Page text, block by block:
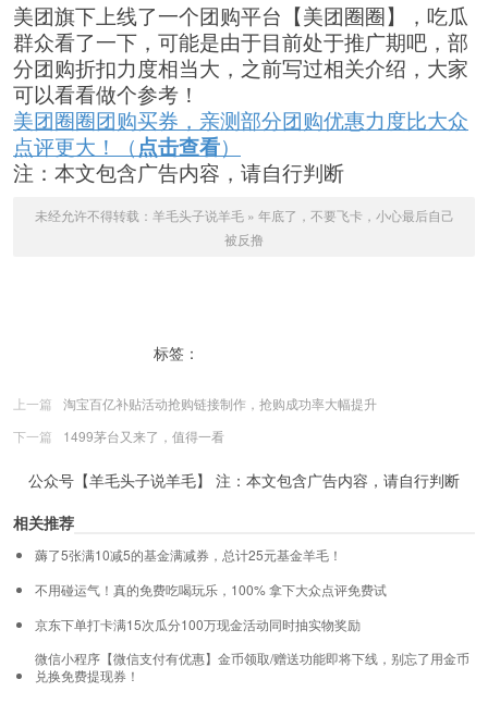
美团旗下上线了一个团购平台【美团圈圈】，吃瓜
群众看了一下，可能是由于目前处于推广期吧，部
分团购折扣力度相当大，之前写过相关介绍，大家
可以看看做个参考！
美团圈圈团购买券，亲测部分团购优惠力度比大众
点评更大！（点击查看）
注：本文包含广告内容，请自行判断
未经允许不得转载： 羊毛头子说羊毛» 年底了，不要飞卡，小心最后自己
被反撸
标签：
上一篇
淘宝百亿补贴活动抢购链接制作，抢购成功率大幅提升
下一篇
1499茅台又来了，值得一看
公众号【羊毛头子说羊毛】 注：本文包含广告内容，请自行判断
相关推荐
薅了5张满10减5的基金满减券，总计25元基金羊毛！
不用碰运气！真的免费吃喝玩乐，100% 拿下大众点评免费试
京东下单打卡满15次瓜分100万现金活动同时抽实物奖励
微信小程序【微信支付有优惠】金币领取/赠送功能即将下线，别忘了用金币
兑换免费提现券！